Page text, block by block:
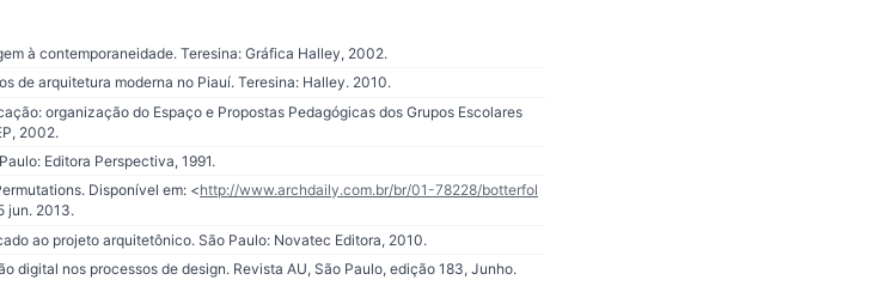
à contemporaneidade. Teresina: Gráfica Halley, 2002.
de arquitetura moderna no Piauí. Teresina: Halley. 2010.
organização do Espaço e Propostas Pedagógicas dos Grupos Escolares
2002.
Editora Perspectiva, 1991.
Disponível em: <http://www.archdaily.com.br/br/01-78228/botterfol
jun. 2013.
ao projeto arquitetônico. São Paulo: Novatec Editora, 2010.
digital nos processos de design. Revista AU, São Paulo, edição 183, Junho.